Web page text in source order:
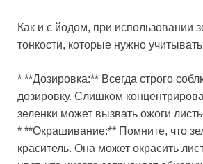
Как и с йодом, при использовании
тонкости, которые нужно
* **Дозировка:** Всегда строго
дозировку. Слишком
зеленки может вызвать ожоги
* **Окрашивание:** Помните, что
краситель. Она может окрасить